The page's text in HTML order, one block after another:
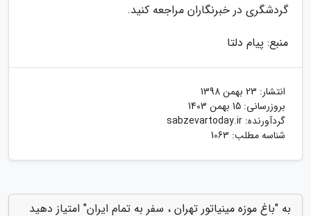
گردشگری در خبرنگاران مراجعه کنید.
منبع: پیام دلتا
انتشار: 23 بهمن 1398
بروزرسانی: 15 بهمن 1403
گردآورنده: sabzevartoday.ir
شناسه مطلب: 1063
به "باغ موزه مینیاتور تهران ، سفر به تمام ایران" امتیاز دهید